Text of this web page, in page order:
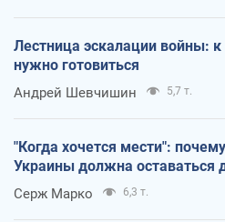
Лестница эскалации войны:
нужно готовиться
Андрей Шевчишин 5,7 т.
"Когда хочется мести":
Украины должна оставаться
Серж Марко 6,3 т.